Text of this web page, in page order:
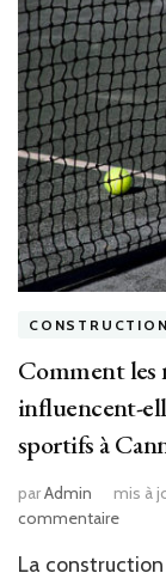
à
?
CONSTRUCTION
Comment les
influencent-
sportifs à
parAdmin mis à
commentairesur
les
La